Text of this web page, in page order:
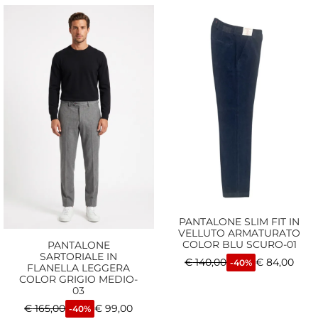
PANTALONE
SARTORIALE IN
FLANELLA LEGGERA
COLOR GRIGIO MEDIO-
03
€165,00 -40% € 99,00
PANTALONE SLIM FIT IN
VELLUTO ARMATURATO
COLOR BLU SCURO-01
€140,00 -40% € 84,00